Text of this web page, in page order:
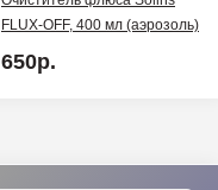
FLUX-OFF, 400 мл (аэрозоль)
650р.